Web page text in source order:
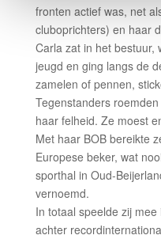
fronten actief was, net
cluboprichters) en haar
Carla zat in het bestuur,
jeugd en ging langs de
zamelen of pennen,
Tegenstanders
haar felheid. Ze moest
Met haar BOB bereikte
Europese beker, wat
sporthal in Oud-
vernoemd.
In totaal speelde zij
achter